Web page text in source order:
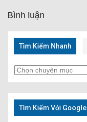
Bình luận
Tìm Kiếm Nhanh
Tìm
Kiếm
Nhanh
Tìm Kiếm Với Google